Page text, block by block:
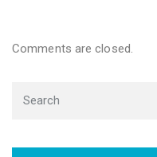
Comments are closed.